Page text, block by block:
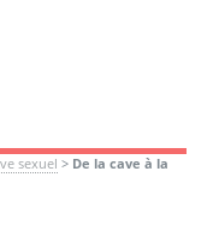
sexuel > De la cave à la